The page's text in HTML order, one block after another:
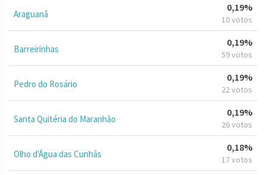
Araguanã
0,19%
10 votos
Barreirinhas
0,19%
59 votos
Pedro do Rosário
0,19%
22 votos
Santa Quitéria do Maranhão
0,19%
26 votos
Olho d'Água das Cunhãs
0,18%
17 votos